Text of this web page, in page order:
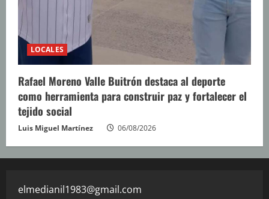
LOCALES
Rafael Moreno Valle Buitrón destaca al deporte
como herramienta para construir paz y fortalecer el
tejido social
Luis Miguel Martínez 06/08/2026
elmedianil1983@gmail.com